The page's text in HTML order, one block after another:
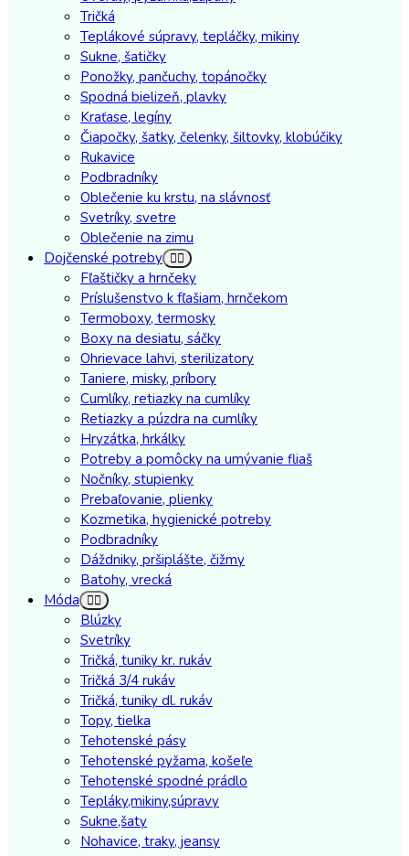
Tričká
Teplákové súpravy, tepláčky, mikiny
Sukne, šatičky
Ponožky, pančuchy, topánočky
Spodná bielizeň, plavky
Kraťase, legíny
Čiapočky, šatky, čelenky, šiltovky, klobúčiky
Rukavice
Podbradníky
Oblečenie ku krstu, na slávnosť
Svetríky, svetre
Oblečenie na zimu
Dojčenské potreby
Fľaštičky a hrnčeky
Príslušenstvo k fľašiam, hrnčekom
Termoboxy, termosky
Boxy na desiatu, sáčky
Ohrievace lahvi, sterilizatory
Taniere, misky, príbory
Cumlíky, retiazky na cumlíky
Retiazky a púzdra na cumlíky
Hryzátka, hrkálky
Potreby a pomôcky na umývanie fliaš
Nočníky, stupienky
Prebaľovanie, plienky
Kozmetika, hygienické potreby
Podbradníky
Dáždniky, pršiplášte, čižmy
Batohy, vrecká
Móda
Blúzky
Svetríky
Tričká, tuniky kr. rukáv
Tričká 3/4 rukáv
Tričká, tuniky dl. rukáv
Topy, tielka
Tehotenské pásy
Tehotenské pyžama, košeľe
Tehotenské spodné prádlo
Tepláky,mikiny,súpravy
Sukne,šaty
Nohavice, traky, jeansy